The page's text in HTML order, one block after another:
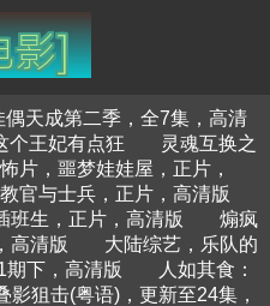
偶天成第二季，全7集，高清
个王妃有点狂
灵魂互换之
片，噩梦娃娃屋，正片，
官与士兵，正片，高清版
班生，正片，高清版
煽疯
高清版
大陆综艺，乐队的
下，高清版
人如其食：
影狙击(粤语)，更新至24集，